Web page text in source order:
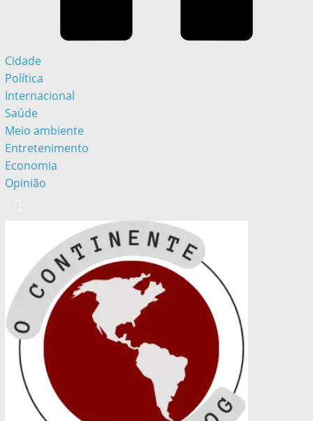
Cidade
Política
Internacional
Saúde
Meio ambiente
Entretenimento
Economia
Opinião